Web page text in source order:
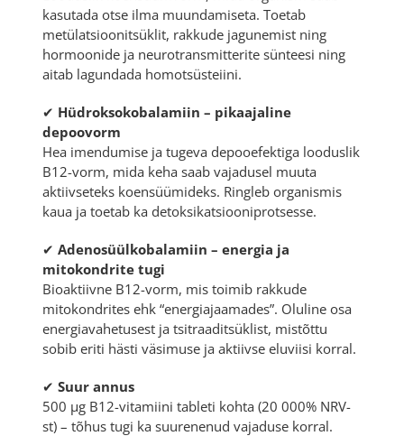
kasutada otse ilma muundamiseta. Toetab
metülatsioonitsüklit, rakkude jagunemist ning
hormoonide ja neurotransmitterite sünteesi ning
aitab lagundada homotsüsteiini.
✔ Hüdroksokobalamiin – pikaajaline
depoovorm
Hea imendumise ja tugeva depooefektiga looduslik
B12-vorm, mida keha saab vajadusel muuta
aktiivseteks koensüümideks. Ringleb organismis
kaua ja toetab ka detoksikatsiooniprotsesse.
✔ Adenosüülkobalamiin – energia ja
mitokondrite tugi
Bioaktiivne B12-vorm, mis toimib rakkude
mitokondrites ehk “energiajaamades”. Oluline osa
energiavahetusest ja tsitraaditsüklist, mistõttu
sobib eriti hästi väsimuse ja aktiivse eluviisi korral.
✔ Suur annus
500 µg B12-vitamiini tableti kohta (20 000% NRV-
st) – tõhus tugi ka suurenenud vajaduse korral.